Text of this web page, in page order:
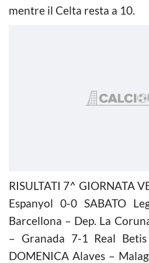
mentre il Celta resta a 10.
RISULTATI 7^ GIORNATA
Espanyol 0-0 SABATO
Barcellona – Dep. La
– Granada 7-1 Real
DOMENICA Alaves –